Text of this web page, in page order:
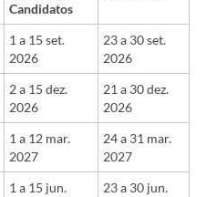
Candidatos
​1 a 15 set.
2026
​23 a 30 set.
2026
​2 a 15 dez.
2026
​21 a 30 dez.
2026
​1 a 12 mar.
2027
24 a 31 mar.
2027
​1 a 15 jun.
23 a 30 jun.